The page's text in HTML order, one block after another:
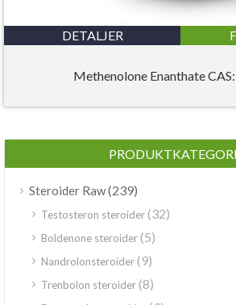
DETALJER
Methenolone Enanthate
Steroider Raw(239)
Testosteron steroider(32)
Boldenone steroider(5)
Nandrolonsteroider(9)
Trenbolon steroider(8)